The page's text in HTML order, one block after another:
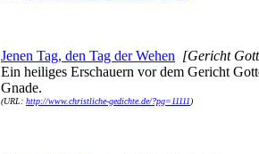
Jenen Tag, den Tag der Wehen [Gericht
Ein heiliges Erschauern vor dem Gericht
Gnade.
(URL: http://www.christliche-gedichte.de/?pg=11111)